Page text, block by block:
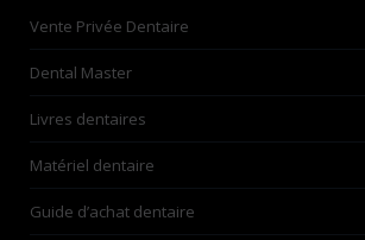
Vente Privée Dentaire
Dental Master
Livres dentaires
Matériel dentaire
Guide d’achat dentaire